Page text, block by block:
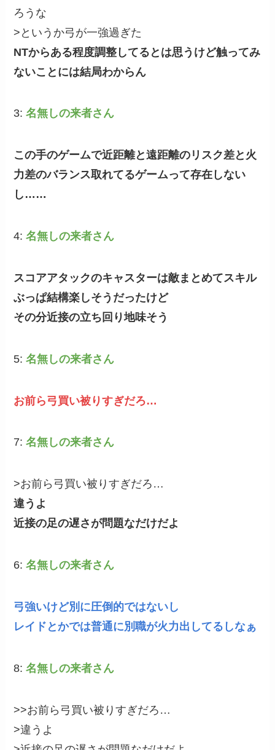
ろうな
>というか弓が一強過ぎた
NTからある程度調整してるとは思うけど触ってみ
ないことには結局わからん
3:名無しの来者さん
この手のゲームで近距離と遠距離のリスク差と火
力差のバランス取れてるゲームって存在しない
し……
4:名無しの来者さん
スコアアタックのキャスターは敵まとめてスキル
ぶっぱ結構楽しそうだったけど
その分近接の立ち回り地味そう
5:名無しの来者さん
お前ら弓買い被りすぎだろ…
7:名無しの来者さん
>お前ら弓買い被りすぎだろ…
違うよ
近接の足の遅さが問題なだけだよ
6:名無しの来者さん
弓強いけど別に圧倒的ではないし
レイドとかでは普通に別職が火力出してるしなぁ
8:名無しの来者さん
>>お前ら弓買い被りすぎだろ…
>違うよ